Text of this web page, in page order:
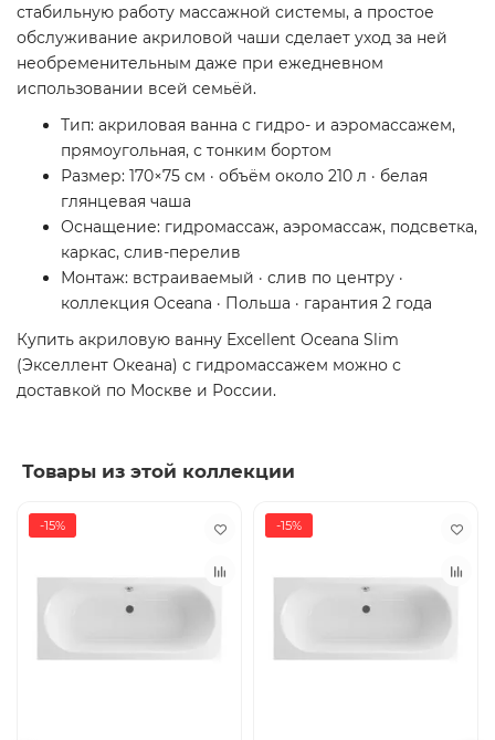
стабильную работу массажной системы, а простое
обслуживание акриловой чаши сделает уход за ней
необременительным даже при ежедневном
использовании всей семьёй.
Тип: акриловая ванна с гидро- и аэромассажем,
прямоугольная, с тонким бортом
Размер: 170×75 см · объём около 210 л · белая
глянцевая чаша
Оснащение: гидромассаж, аэромассаж, подсветка,
каркас, слив-перелив
Монтаж: встраиваемый · слив по центру ·
коллекция Oceana · Польша · гарантия 2 года
Купить акриловую ванну Excellent Oceana Slim
(Экселлент Океана) с гидромассажем можно с
доставкой по Москве и России.
Товары из этой коллекции
-15% -15%